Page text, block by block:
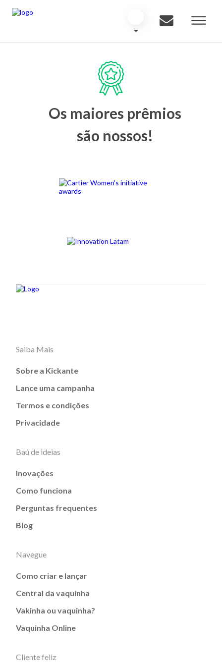
Os maiores prêmios
são nossos!
Saiba Mais
Sobre a Kickante
Lance uma campanha
Termos e condições
Privacidade
Baú de ideias
Inovações
Como funciona
Perguntas frequentes
Blog
Navegue
Como criar e lançar
Central da vaquinha
Vakinha ou vaquinha?
Vaquinha Online
Cliente feliz